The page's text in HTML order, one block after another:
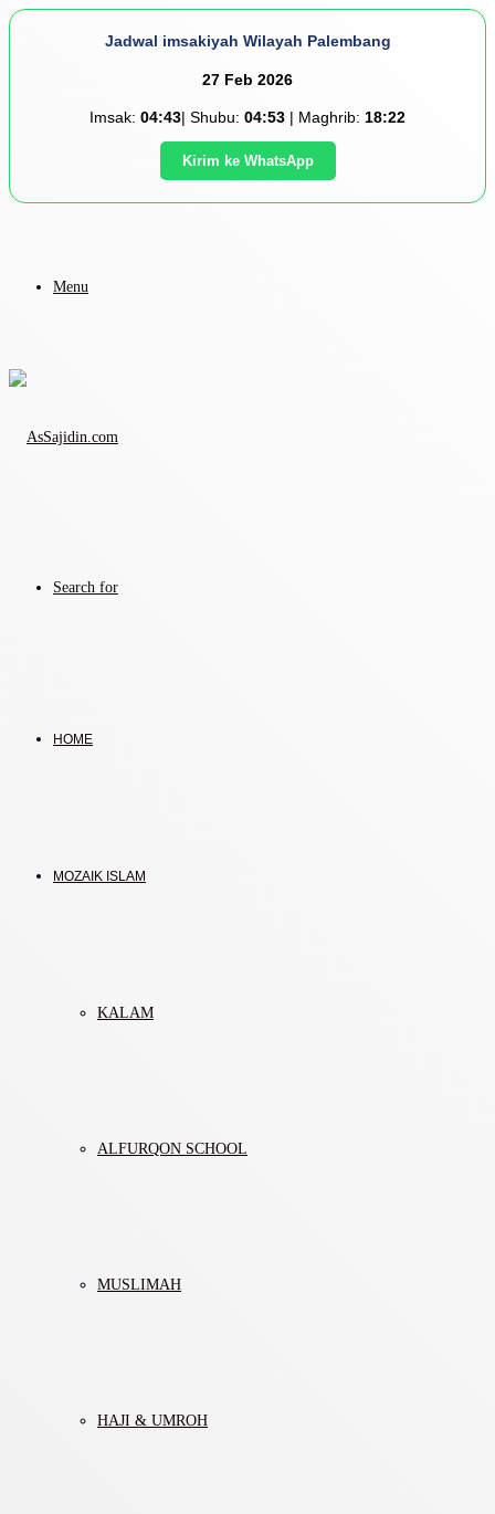
Jadwal imsakiyah Wilayah Palembang
27 Feb 2026
Imsak: 04:43| Shubu: 04:53 | Maghrib: 18:22
Kirim ke WhatsApp
Menu
Search for
HOME
MOZAIK ISLAM
KALAM
ALFURQON SCHOOL
MUSLIMAH
HAJI & UMROH